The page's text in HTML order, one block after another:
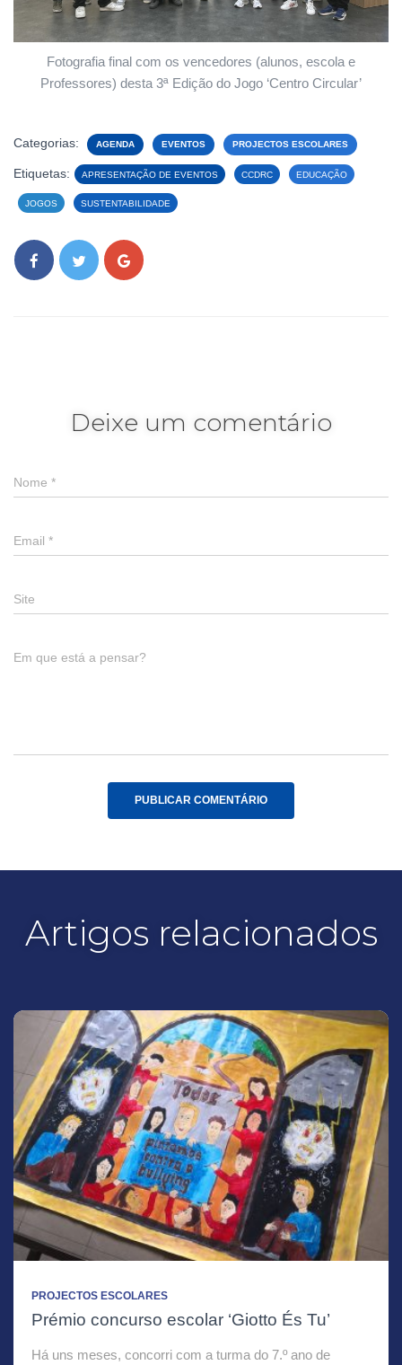
Fotografia final com os vencedores (alunos, escola e
Professores) desta 3ª Edição do Jogo ‘Centro Circular’
Categorias: AGENDA EVENTOS PROJECTOS ESCOLARES
Etiquetas: APRESENTAÇÃO DE EVENTOS CCDRC EDUCAÇÃO
JOGOS SUSTENTABILIDADE
Deixe um comentário
Nome *
Email *
Site
Em que está a pensar?
Artigos relacionados
PROJECTOS ESCOLARES
Prémio concurso escolar ‘Giotto És Tu’
Há uns meses, concorri com a turma do 7.º ano de